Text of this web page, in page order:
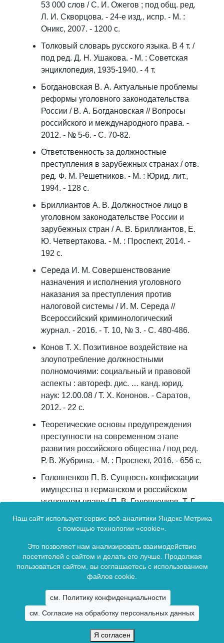
53 000 слов / С. И. Ожегов ; под общ. ред.
Л. И. Скворцова. - 24-е изд., испр. - М. :
Оникс, 2007. - 1200 с.
Толковый словарь русского языка. В 4 т. /
под ред. Д. Н. Ушакова. - М. : Советская
энциклопедия, 1935-1940. - 4 т.
Богдановская В. А. Актуальные проблемы
реформы уголовного законодательства
России / В. А. Богдановская // Вопросы
российского и международного права. -
2012. - № 5-6. - С. 70-82.
Ответственность за должностные
преступления в зарубежных странах / отв.
ред. Ф. М. Решетников. - М. : Юрид. лит.,
1994. - 128 с.
Бриллиантов А. В. Должностное лицо в
уголовном законодательстве России и
зарубежных стран / А. В. Бриллиантов, Е.
Ю. Четвертакова. - М. : Проспект, 2014. -
192 с.
Середа И. М. Совершенствование
назначения и исполнения уголовного
наказания за преступления против
налоговой системы / И. М. Середа //
Всероссийский криминологический
журнал. - 2016. - Т. 10, № 3. - С. 480-486.
Конов Т. Х. Позитивное воздействие на
злоупотребление должностными
полномочиями: социальный и правовой
аспекты : автореф. дис. … канд. юрид.
наук: 12.00.08 / Т. Х. Кононов. - Саратов,
2012. - 22 с.
Теоретические основы предупреждения
преступности на современном этапе
развития российского общества / под ред.
Р. В. Жубрина. - М. : Проспект, 2016. - 656 с.
Головненков П. В. Сущность конфискации
имущества в германском и российском
уголовном праве / П. В. Головненков, Т. Г.
Байкальского государственного
Т. 9, № 1. - С. 164-173. - DOI: 10.17150/1996-
7756.2015.9(1).164-173.
Наш сайт использует сервис веб-аналитики Яндекс Метрика
с помощью технологии «cookie».
Это позволяет нам анализировать взаимодействие
посетителей с сайтом и делать его лучше. Продолжая
пользоваться сайтом, вы соглашаетесь с использованием
файлов cookie.
см. Политику конфиденциальности
см. Согласие на обработку персональных данных
Я согласен
Сетевое издание зарегистрировано в Федеральной службой по
надзору в сфере связи, информационных технологий и массовых
коммуникаций (Роскомнадзор).
Свидетельство о регистрации ЭЛ № ФС77-65694 от 13 мая 2016 г.
2026. Все права зарезервированы.